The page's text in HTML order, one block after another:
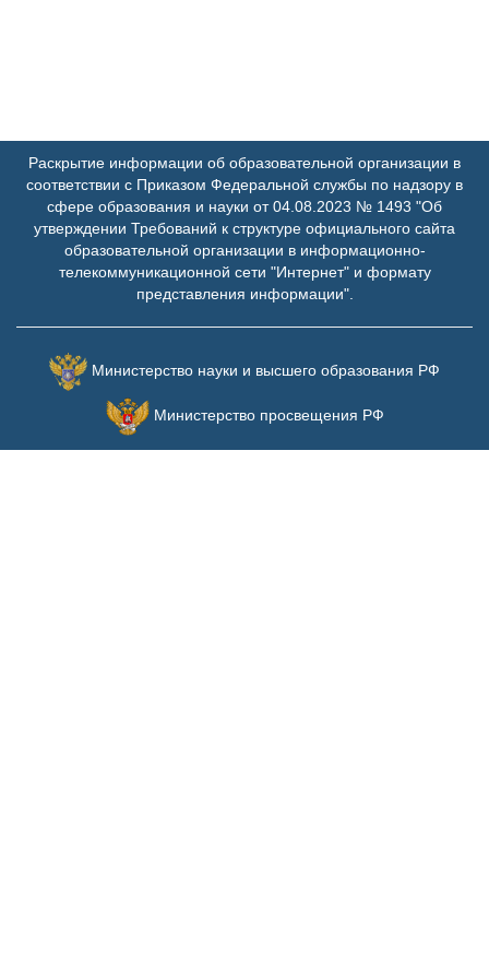
Раскрытие информации об образовательной организации в
соответствии с Приказом Федеральной службы по надзору в
сфере образования и науки от 04.08.2023 № 1493 "Об
утверждении Требований к структуре официального сайта
образовательной организации в информационно-
телекоммуникационной сети "Интернет" и формату
представления информации".
Министерство науки и высшего образования РФ
Министерство просвещения РФ